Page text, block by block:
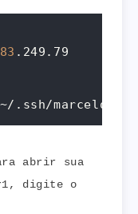
.249.79
.ssh/marcelo.key
abrir sua
digite o